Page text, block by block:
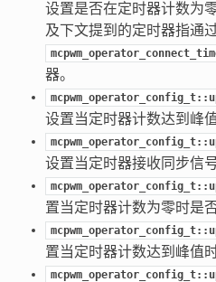
设置是否在定时器计数为
及下文提到的定时器指通
器。
设置当定时器计数达到峰
设置当定时器接收同步信
置当定时器计数为零时是
置当定时器计数达到峰值